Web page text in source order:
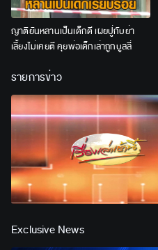
ญาติยันหลานเป็นเด็กดี เผยปู่กับย่า
เลี้ยงไม่เคยตี คุยพ่อเด็กเล่าถูกบูลลี่
รายการข่าว
Exclusive News